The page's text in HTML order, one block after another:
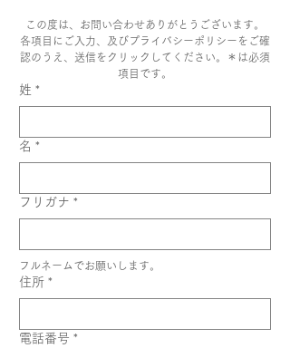
この度は、お問い合わせありがとうございます。
各項目にご入力、及びプライバシーポリシーをご確
認のうえ、送信をクリックしてください。＊は必須
項目です。
姓 *
名 *
フリガナ *
フルネームでお願いします。
住所 *
電話番号 *